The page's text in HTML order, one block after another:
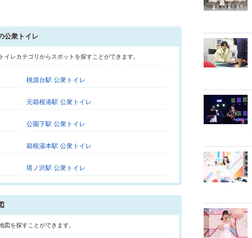
公衆トイレ
レカテゴリからスポットを探すことができます。
桃源台駅 公衆トイレ
元箱根港駅 公衆トイレ
公園下駅 公衆トイレ
箱根湯本駅 公衆トイレ
塔ノ沢駅 公衆トイレ
を探すことができます。